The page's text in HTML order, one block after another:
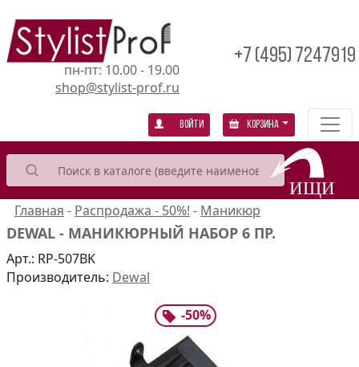
пн-пт: 10.00 - 19.00
shop@stylist-prof.ru
+7 (495) 7247919
Войти Корзина
Главная - Распродажа - 50%! - Маникюр
DEWAL - МАНИКЮРНЫЙ НАБОР 6 ПР.
Арт.: RP-507BK
Производитель: Dewal
-50%